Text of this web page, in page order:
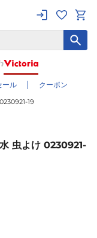
ール クーポン
19
虫よけ 0230921-